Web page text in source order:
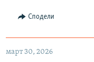
Сподели
март 30, 2026